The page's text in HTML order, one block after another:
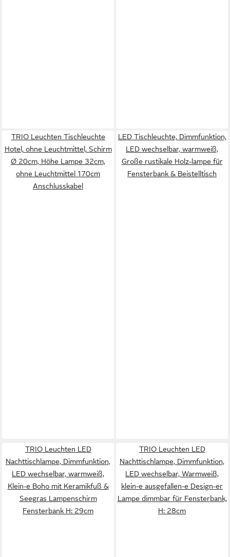
TRIO Leuchten Tischleuchte
Hotel, ohne Leuchtmittel, Schirm
Ø 20cm, Höhe Lampe 32cm,
ohne Leuchtmittel 170cm
Anschlusskabel
LED Tischleuchte, Dimmfunktion,
LED wechselbar, warmweiß,
Große rustikale Holz-lampe für
Fensterbank & Beistelltisch
TRIO Leuchten LED
Nachttischlampe, Dimmfunktion,
LED wechselbar, warmweiß,
Klein-e Boho mit Keramikfuß &
Seegras Lampenschirm
Fensterbank H: 29cm
TRIO Leuchten LED
Nachttischlampe, Dimmfunktion,
LED wechselbar, Warmweiß,
klein-e ausgefallen-e Design-er
Lampe dimmbar für Fensterbank,
H: 28cm